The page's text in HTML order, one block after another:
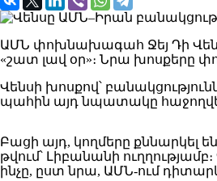
ԱՄՆ փոխնախագահ Ջեյ Դի
«շատ լավ օր»։ Նրա խոսքերը
Վենսի խոսքով՝
պահին այդ նպատակը
Բացի այդ, կողմերը քննարկել
թվում՝ Լիբանանի
ինչը, ըստ նրա, ԱՄՆ-ում